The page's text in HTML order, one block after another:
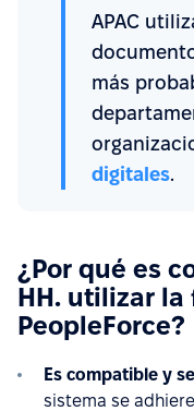
APAC
más
digitales.
¿Por qué es
HH. utilizar
PeopleForce?
Es compatible y
sistema se